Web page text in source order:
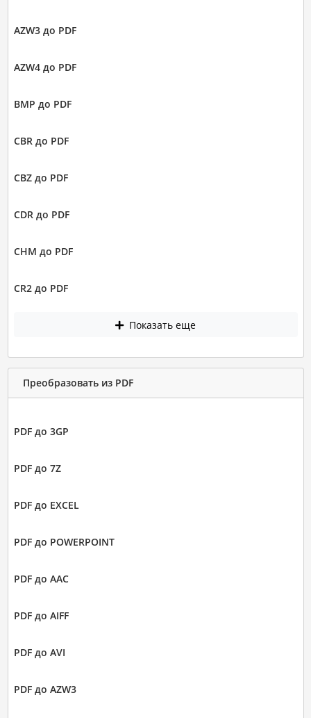
AZW3 до PDF
AZW4 до PDF
BMP до PDF
CBR до PDF
CBZ до PDF
CDR до PDF
CHM до PDF
CR2 до PDF
Показать еще
Преобразовать из PDF
PDF до 3GP
PDF до 7Z
PDF до EXCEL
PDF до POWERPOINT
PDF до AAC
PDF до AIFF
PDF до AVI
PDF до AZW3